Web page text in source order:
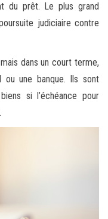
du prêt. Le plus grand
judiciaire contre
dans un court terme,
ou une banque. Ils sont
si l’échéance pour